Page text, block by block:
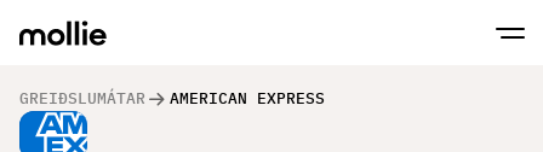
GREIÐSLUMÁTAR AMERICAN EXPRESS